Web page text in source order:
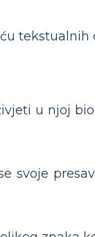
tekstualnih
u njoj
svoje